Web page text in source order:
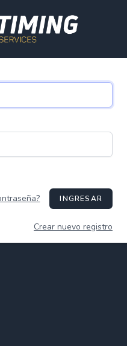
INGRESAR
Crear nuevo registro